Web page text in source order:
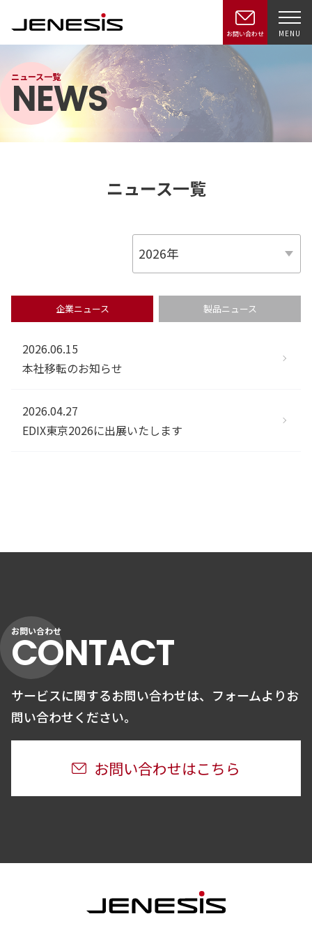
お問い合わせ MENU
ニュース一覧
NEWS
ニュース一覧
企業ニュース 製品ニュース
2026.06.15
本社移転のお知らせ
2026.04.27
EDIX東京2026に出展いたします
お問い合わせ
CONTACT
サービスに関するお問い合わせは、 フォームよりお
問い合わせください。
お問い合わせはこちら